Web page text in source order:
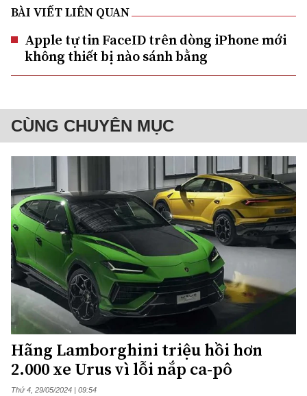
BÀI VIẾT LIÊN QUAN
Apple tự tin FaceID trên dòng iPhone mới
không thiết bị nào sánh bằng
CÙNG CHUYÊN MỤC
Hãng Lamborghini triệu hồi hơn
2.000 xe Urus vì lỗi nắp ca-pô
Thứ 4, 29/05/2024 | 09:54